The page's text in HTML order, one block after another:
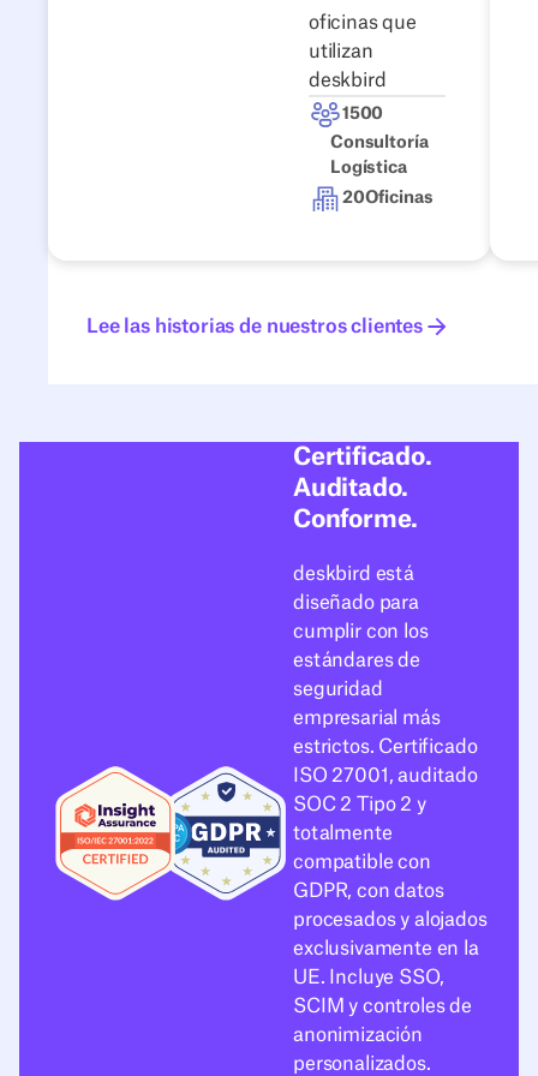
oficinas que
utilizan
deskbird
1500
Consultoría
Logística
20Oficinas
Lee las historias de nuestros clientes
Lee las historias de nuestros clientes
Certificado.
Auditado.
Conforme.
deskbird está
diseñado para
cumplir con los
estándares de
seguridad
empresarial más
estrictos. Certificado
ISO 27001, auditado
SOC 2 Tipo 2 y
totalmente
compatible con
GDPR, con datos
procesados y alojados
exclusivamente en la
UE. Incluye SSO,
SCIM y controles de
anonimización
personalizados.